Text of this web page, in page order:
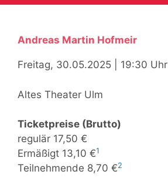
Andreas Martin Hofmeir
Freitag, 30.05.2025 | 19:30 Uhr
Altes Theater Ulm
Ticketpreise (Brutto)
regulär 17,50 €
Ermäßigt 13,10 €1
Teilnehmende 8,70 €2